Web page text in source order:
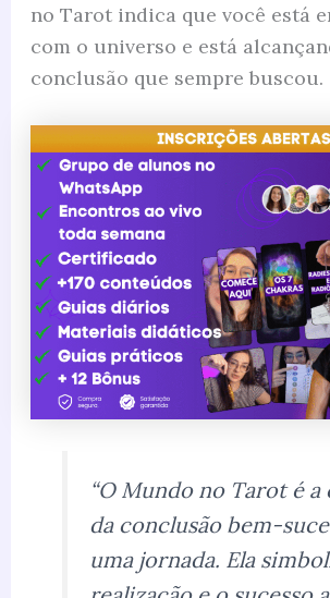
no Tarot indica que você está
com o universo e está
conclusão que sempre buscou.
“O Mundo no Tarot é a
da conclusão bem-
uma jornada. Ela